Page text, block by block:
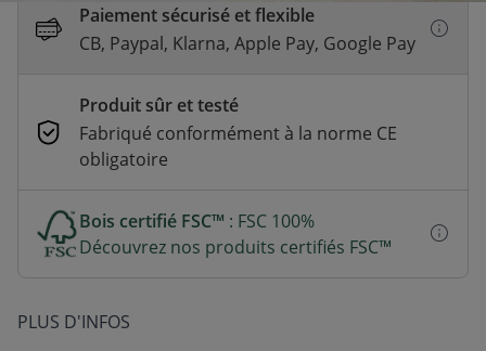
Paiement sécurisé et flexible
CB, Paypal, Klarna, Apple Pay, Google Pay
Produit sûr et testé
Fabriqué conformément à la norme CE
obligatoire
Bois certifié FSC™ : FSC 100%
Découvrez nos produits certifiés FSC™
PLUS D'INFOS